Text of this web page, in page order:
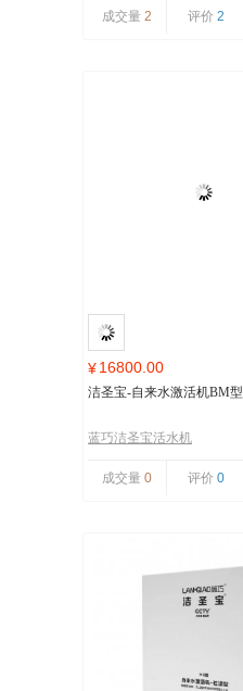
成交量 2 评价 2
¥16800.00
洁圣宝-自来水激活机BM型
蓝巧洁圣宝活水机
成交量 0 评价 0